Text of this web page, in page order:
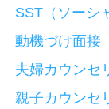
SST（ソーシ
動機づけ面接
夫婦カウンセ
親子カウンセ